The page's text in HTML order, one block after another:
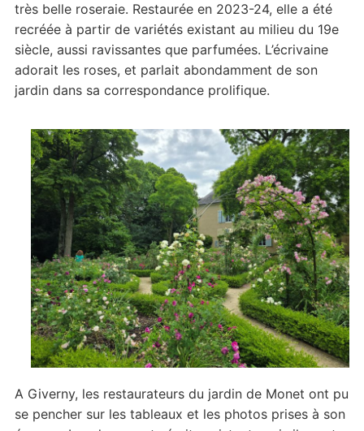
très belle roseraie. Restaurée en 2023-24, elle a été
recréée à partir de variétés existant au milieu du 19e
siècle, aussi ravissantes que parfumées. L’écrivaine
adorait les roses, et parlait abondamment de son
jardin dans sa correspondance prolifique.
A Giverny, les restaurateurs du jardin de Monet ont pu
se pencher sur les tableaux et les photos prises à son